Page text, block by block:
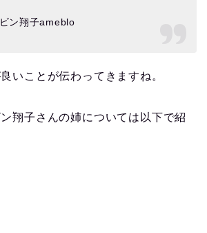
ン翔子ameblo
いことが伝わってきますね。
翔子さんの姉については以下で紹